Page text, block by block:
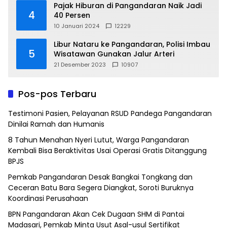
4
Pajak Hiburan di Pangandaran Naik Jadi
40 Persen
10 Januari 2024 12229
5
Libur Nataru ke Pangandaran, Polisi Imbau
Wisatawan Gunakan Jalur Arteri
21 Desember 2023 10907
Pos-pos Terbaru
Testimoni Pasien, Pelayanan RSUD Pandega Pangandaran
Dinilai Ramah dan Humanis
8 Tahun Menahan Nyeri Lutut, Warga Pangandaran
Kembali Bisa Beraktivitas Usai Operasi Gratis Ditanggung
BPJS
Pemkab Pangandaran Desak Bangkai Tongkang dan
Ceceran Batu Bara Segera Diangkat, Soroti Buruknya
Koordinasi Perusahaan
BPN Pangandaran Akan Cek Dugaan SHM di Pantai
Madasari, Pemkab Minta Usut Asal-usul Sertifikat